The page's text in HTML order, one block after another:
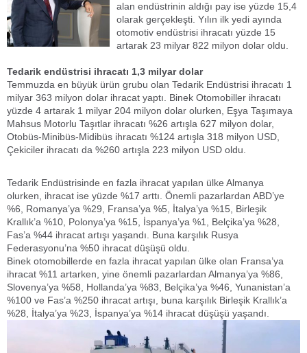
alan endüstrinin aldığı pay ise yüzde 15,4
olarak gerçekleşti. Yılın ilk yedi ayında
otomotiv endüstrisi ihracatı yüzde 15
artarak 23 milyar 822 milyon dolar oldu.
Tedarik endüstrisi ihracatı 1,3 milyar dolar
Temmuzda en büyük ürün grubu olan Tedarik Endüstrisi ihracatı 1
milyar 363 milyon dolar ihracat yaptı. Binek Otomobiller ihracatı
yüzde 4 artarak 1 milyar 204 milyon dolar olurken, Eşya Taşımaya
Mahsus Motorlu Taşıtlar ihracatı %26 artışla 627 milyon dolar,
Otobüs-Minibüs-Midibüs ihracatı %124 artışla 318 milyon USD,
Çekiciler ihracatı da %260 artışla 223 milyon USD oldu.
Tedarik Endüstrisinde en fazla ihracat yapılan ülke Almanya
olurken, ihracat ise yüzde %17 arttı. Önemli pazarlardan ABD’ye
%6, Romanya’ya %29, Fransa’ya %5, İtalya’ya %15, Birleşik
Krallık’a %10, Polonya’ya %15, İspanya’ya %1, Belçika’ya %28,
Fas’a %44 ihracat artışı yaşandı. Buna karşılık Rusya
Federasyonu’na %50 ihracat düşüşü oldu.
Binek otomobillerde en fazla ihracat yapılan ülke olan Fransa’ya
ihracat %11 artarken, yine önemli pazarlardan Almanya’ya %86,
Slovenya’ya %58, Hollanda’ya %83, Belçika’ya %46, Yunanistan’a
%100 ve Fas’a %250 ihracat artışı, buna karşılık Birleşik Krallık’a
%28, İtalya’ya %23, İspanya’ya %14 ihracat düşüşü yaşandı.